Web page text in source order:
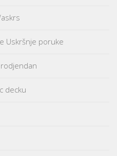
Uskršnje poruke
decku